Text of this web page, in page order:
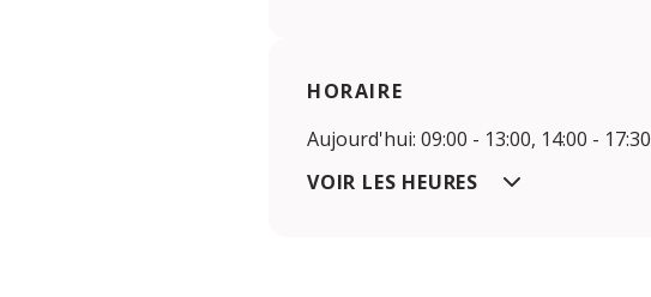
HORAIRE
Aujourd'hui: 09:00 - 13:00, 14:00 - 17:30
VOIR LES HEURES